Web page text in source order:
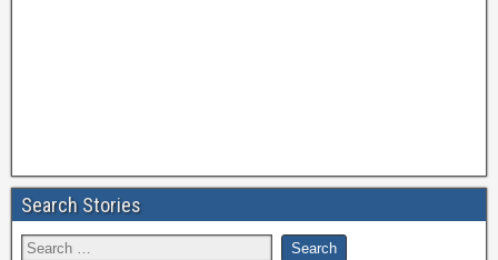
Search Stories